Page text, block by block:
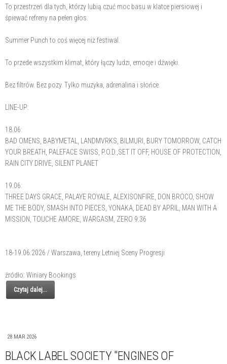
To przestrzeń dla tych, którzy lubią czuć moc basu w klatce piersiowej i
śpiewać refreny na pełen głos.
Summer Punch to coś więcej niż festiwal.
To przede wszystkim klimat, który łączy ludzi, emocje i dźwięki.
Bez filtrów. Bez pozy. Tylko muzyka, adrenalina i słońce.
LINE-UP:
18.06:
BAD OMENS, BABYMETAL, LANDMVRKS, BILMURI, BURY TOMORROW, CATCH
YOUR BREATH, PALEFACE SWISS, P.O.D.,SET IT OFF, HOUSE OF PROTECTION,
RAIN CITY DRIVE, SILENT PLANET
19.06:
THREE DAYS GRACE, PALAYE ROYALE, ALEXISONFIRE, DON BROCO, SHOW
ME THE BODY, SMASH INTO PIECES, YONAKA, DEAD BY APRIL, MAN WITH A
MISSION, TOUCHE AMORE, WARGASM, ZERO 9:36
18-19.06.2026 / Warszawa, tereny Letniej Sceny Progresji
źródło: Winiary Bookings
Czytaj dalej...
28 MAR 2026
BLACK LABEL SOCIETY "ENGINES OF